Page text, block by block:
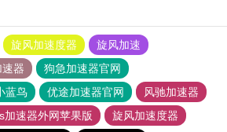
旋风加速度器
旋风加速
器
狗急加速器官网
蓝鸟 优途加速器官网
风驰加速器
加速器外网苹果版
旋风加速度器